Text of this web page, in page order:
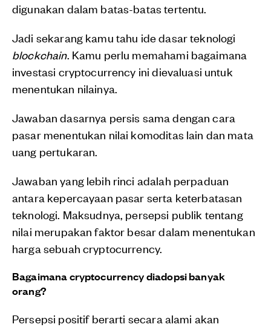
digunakan dalam batas-batas tertentu.
Jadi sekarang kamu tahu ide dasar teknologi
blockchain. Kamu perlu memahami bagaimana
investasi cryptocurrency ini dievaluasi untuk
menentukan nilainya.
Jawaban dasarnya persis sama dengan cara
pasar menentukan nilai komoditas lain dan mata
uang pertukaran.
Jawaban yang lebih rinci adalah perpaduan
antara kepercayaan pasar serta keterbatasan
teknologi. Maksudnya, persepsi publik tentang
nilai merupakan faktor besar dalam menentukan
harga sebuah cryptocurrency.
Bagaimana cryptocurrency diadopsi banyak
orang?
Persepsi positif berarti secara alami akan